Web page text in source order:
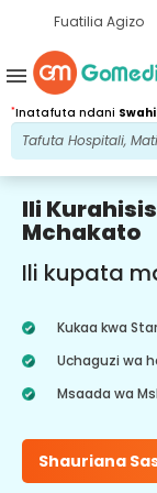
Fuatilia Agizo
*Inatafuta ndani
menu
Ili
Mchakato
Ili kupata
Kukaa kwa
Uchaguzi wa
Msaada wa
Shauriana